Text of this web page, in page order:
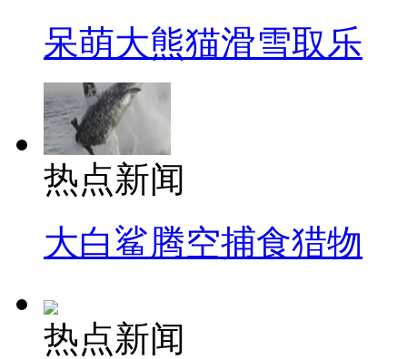
呆萌大熊猫滑雪取乐
热点新闻
大白鲨腾空捕食猎物
热点新闻